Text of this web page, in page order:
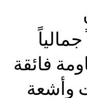
جمالياً
فائقة
وأشعة